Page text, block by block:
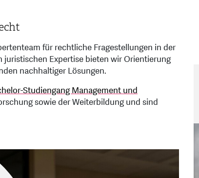
für rechtliche Fragestellungen in der
Expertise bieten wir Orientierung
nachhaltiger Lösungen.
Studiengang Management und
sowie der Weiterbildung und sind